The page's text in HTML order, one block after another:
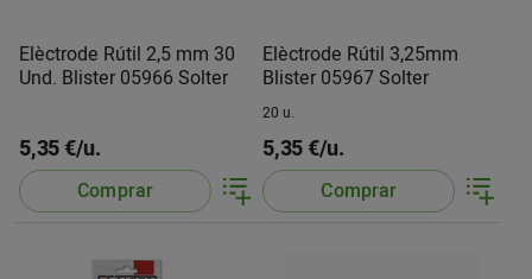
Elèctrode Rútil 2,5 mm 30
Und. Blister 05966 Solter
5,35 €/u.
Comprar
Elèctrode Rútil 3,25mm
Blister 05967 Solter
20 u.
5,35 €/u.
Comprar